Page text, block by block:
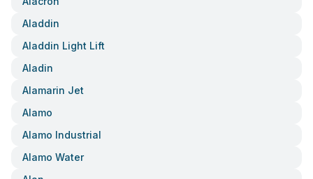
Aladdin
Aladdin Light Lift
Aladin
Alamarin Jet
Alamo
Alamo Industrial
Alamo Water